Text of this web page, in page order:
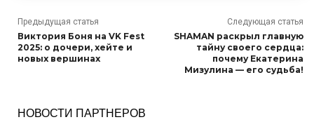
Предыдущая статья
Виктория Боня на VK Fest
2025: о дочери, хейте и
новых вершинах
Следующая статья
SHAMAN раскрыл главную
тайну своего сердца:
почему Екатерина
Мизулина — его судьба!
НОВОСТИ ПАРТНЕРОВ